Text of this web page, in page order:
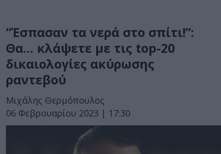
“Έσπασαν τα νερά στο σπίτι!”:
Θα… κλάψετε με τις top-20
δικαιολογίες ακύρωσης
ραντεβού
Μιχάλης Θερμόπουλος
06 Φεβρουαρίου 2023 | 17:30